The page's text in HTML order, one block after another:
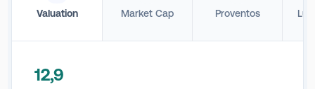
Valuation Market Cap Proventos
12,9